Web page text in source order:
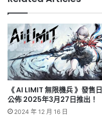
《 AI LIMIT 無限機兵 》發售日
公佈 2025年3月27日推出！
2024 年 12 月 16 日